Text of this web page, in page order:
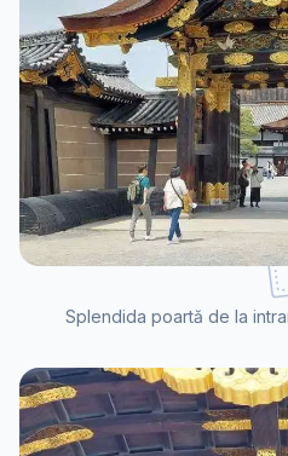
Splendida poartă de la